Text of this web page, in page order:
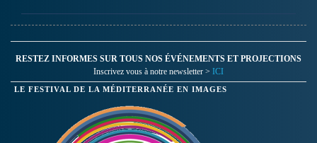
RESTEZ INFORMES SUR TOUS NOS ÉVÉNEMENTS ET PROJECTIONS
Inscrivez vous à notre newsletter > ICI
LE FESTIVAL DE LA MÉDITERRANÉE EN IMAGES